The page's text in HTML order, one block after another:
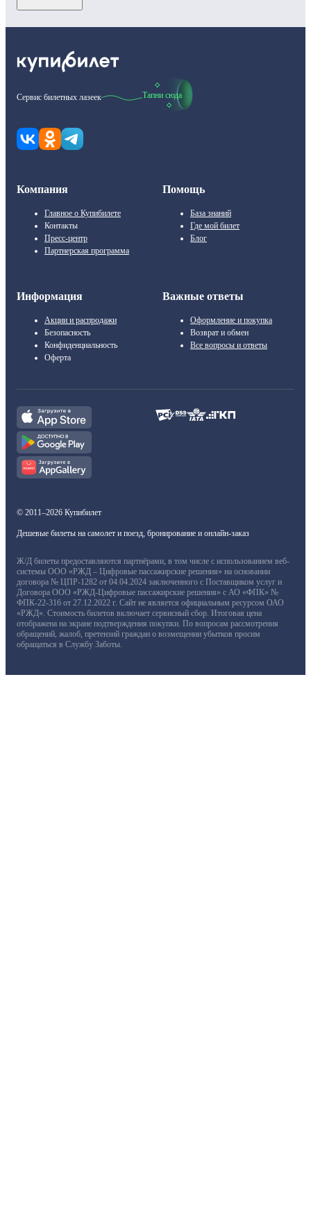
Сервис билетных лазеек Тапни сюда
Компания
Главное о Купибилете
Контакты
Пресс-центр
Партнерская программа
Помощь
База знаний
Где мой билет
Блог
Информация
Акции и распродажи
Безопасность
Конфиденциальность
Оферта
Важные ответы
Оформление и покупка
Возврат и обмен
Все вопросы и ответы
© 2011–2026 Купибилет
Дешевые билеты на самолет и поезд, бронирование и онлайн-заказ
Ж/Д билеты предоставляются партнёрами, в том числе с использованием веб-
системы ООО «РЖД – Цифровые пассажирские решения» на основании
договора № ЦПР-1282 от 04.04.2024 заключенного с Поставщиком услуг и
Договора ООО «РЖД-Цифровые пассажирские решения» с АО «ФПК» №
ФПК-22-316 от 27.12.2022 г. Сайт не является официальным ресурсом ОАО
«РЖД». Стоимость билетов включает сервисный сбор. Итоговая цена
отображена на экране подтверждения покупки. По вопросам рассмотрения
обращений, жалоб, претензий граждан о возмещении убытков просим
обращаться в Службу Заботы.